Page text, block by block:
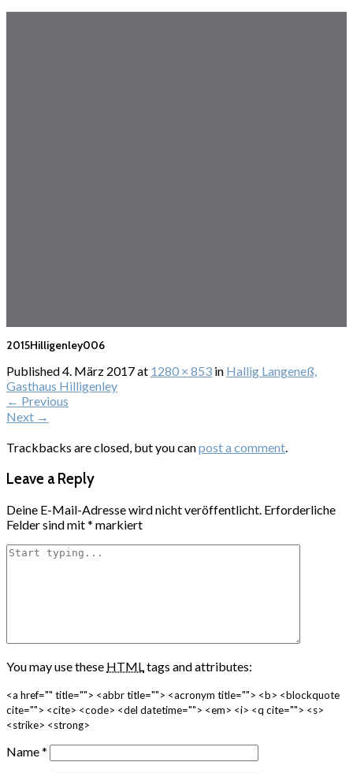
2015Hilligenley006
Published4. März 2017at 1280 × 853 in Hallig Langeneß,
Gasthaus Hilligenley
← Previous
Next →
Trackbacks are closed, but you canpost a comment.
Leave a Reply
Deine E-Mail-Adresse wird nicht veröffentlicht. Erforderliche
Felder sind mit* markiert
You may use these HTMLtags and attributes:
<a href="" title=""> <abbr title=""> <acronym title=""> <b> <blockquote
cite=""> <cite> <code> <del datetime=""> <em> <i> <q cite=""> <s>
<strike> <strong>
Name*